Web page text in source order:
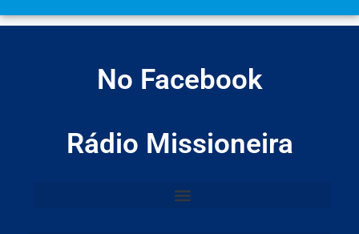
No Facebook
Rádio Missioneira